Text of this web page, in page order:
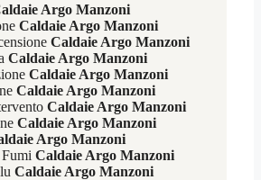
Argo Manzoni
Caldaie Argo Manzoni
Caldaie Argo Manzoni
Caldaie Argo Manzoni
Caldaie Argo Manzoni
Caldaie Argo Manzoni
Caldaie Argo Manzoni
Caldaie Argo Manzoni
Argo Manzoni
Caldaie Argo Manzoni
Caldaie Argo Manzoni